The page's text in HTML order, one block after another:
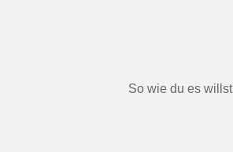
So wie du es